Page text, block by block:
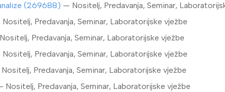
(269688) — Nositelj, Predavanja, Seminar,
Predavanja, Seminar, Laboratorijske vježbe
Predavanja, Seminar, Laboratorijske vježbe
Predavanja, Seminar, Laboratorijske vježbe
Predavanja, Seminar, Laboratorijske vježbe
Nositelj, Predavanja, Seminar, Laboratorijske vježbe